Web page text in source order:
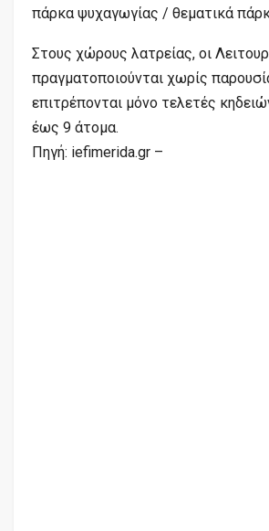
πάρκα ψυχαγωγίας / θεματικά
Στους χώρους λατρείας, οι
πραγματοποιούνται χωρίς
επιτρέπονται μόνο τελετές
έως 9 άτομα.
Πηγή: iefimerida.gr –